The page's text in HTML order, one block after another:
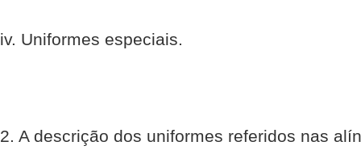
iv. Uniformes especiais.
2. A descrição dos uniformes referidos nas